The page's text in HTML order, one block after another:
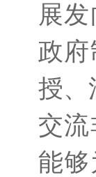
展
政
授、
交
能